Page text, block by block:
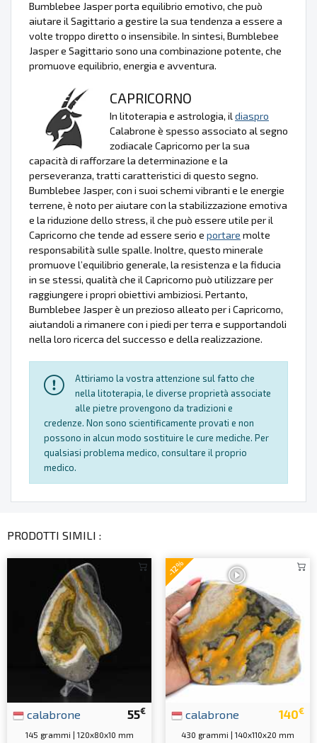
Bumblebee Jasper porta equilibrio emotivo, che può
aiutare il Sagittario a gestire la sua tendenza a essere a
volte troppo diretto o insensibile. In sintesi, Bumblebee
Jasper e Sagittario sono una combinazione potente, che
promuove equilibrio, energia e avventura.
CAPRICORNO
In litoterapia e astrologia, il diaspro
Calabrone è spesso associato al segno
zodiacale Capricorno per la sua
capacità di rafforzare la determinazione e la
perseveranza, tratti caratteristici di questo segno.
Bumblebee Jasper, con i suoi schemi vibranti e le energie
terrene, è noto per aiutare con la stabilizzazione emotiva
e la riduzione dello stress, il che può essere utile per il
Capricorno che tende ad essere serio e portare molte
responsabilità sulle spalle. Inoltre, questo minerale
promuove l’equilibrio generale, la resistenza e la fiducia
in se stessi, qualità che il Capricorno può utilizzare per
raggiungere i propri obiettivi ambiziosi. Pertanto,
Bumblebee Jasper è un prezioso alleato per i Capricorno,
aiutandoli a rimanere con i piedi per terra e supportandoli
nella loro ricerca del successo e della realizzazione.
Attiriamo la vostra attenzione sul fatto che
nella litoterapia, le diverse proprietà associate
alle pietre provengono da tradizioni e
credenze. Non sono scientificamente provati e non
possono in alcun modo sostituire le cure mediche. Per
qualsiasi problema medico, consultare il proprio
medico.
PRODOTTI SIMILI :
55€
calabrone
145 grammi | 120x80x10 mm
-12%
140€
calabrone
430 grammi | 140x110x20 mm